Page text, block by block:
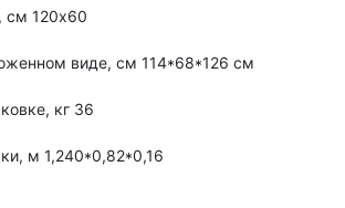
см 120х60
виде, см 114*68*126 см
кг 36
м 1,240*0,82*0,16